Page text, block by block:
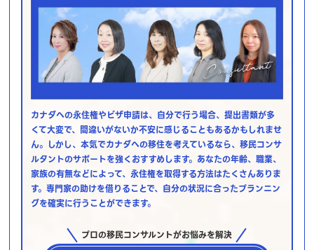
カナダへの永住権やビザ申請は、自分で行う場合、提出書類が多
くて大変で、間違いがないか不安に感じることもあるかもしれませ
ん。しかし、本気でカナダへの移住を考えているなら、移民コンサ
ルタントのサポートを強くおすすめします。あなたの年齢、職業、
家族の有無などによって、永住権を取得する方法はたくさんありま
す。専門家の助けを借りることで、自分の状況に合ったプランニン
グを確実に行うことができます。
プロの移民コンサルントがお悩みを解決